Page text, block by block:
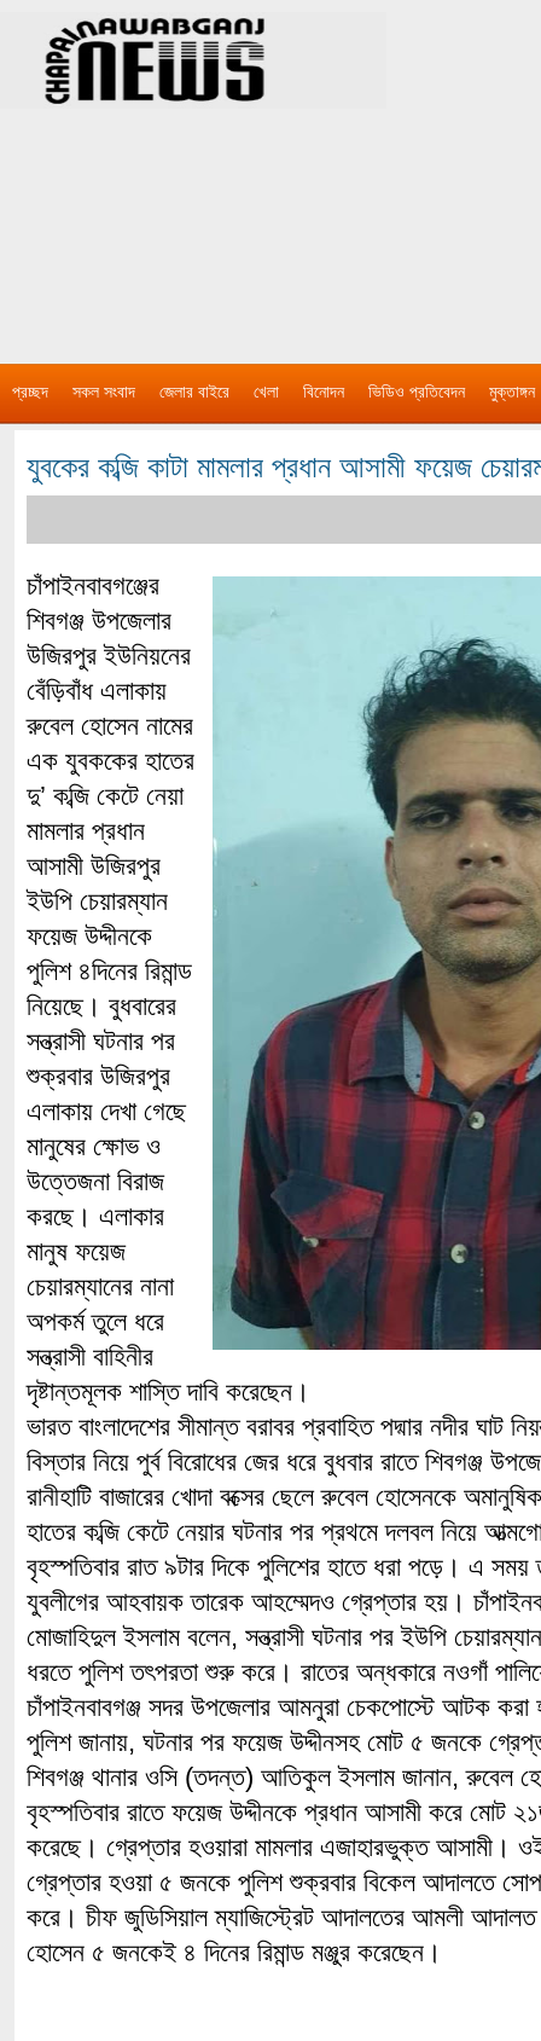
প্রচ্ছদ সকল সংবাদ জেলার বাইরে খেলা বিনোদন ভিডিও প্রতিবেদন মুক্তাঙ্গন
যুবকের কব্জি কাটা মামলার প্রধান আসামী ফয়েজ
চাঁপাইনবাবগঞ্জের
শিবগঞ্জ উপজেলার
উজিরপুর ইউনিয়নের
বেঁড়িবাঁধ এলাকায়
রুবেল হোসেন নামের
এক যুবককের হাতের
দু’ কব্জি কেটে নেয়া
মামলার প্রধান
আসামী উজিরপুর
ইউপি চেয়ারম্যান
ফয়েজ উদ্দীনকে
পুলিশ ৪দিনের রিমান্ড
নিয়েছে। বুধবারের
সন্ত্রাসী ঘটনার পর
শুক্রবার উজিরপুর
এলাকায় দেখা গেছে
মানুষের ক্ষোভ ও
উত্তেজনা বিরাজ
করছে। এলাকার
মানুষ ফয়েজ
চেয়ারম্যানের নানা
অপকর্ম তুলে ধরে
সন্ত্রাসী বাহিনীর
দৃষ্টান্তমূলক শাস্তি দাবি করেছেন।
ভারত বাংলাদেশের সীমান্ত বরাবর প্রবাহিত পদ্মার নদীর ঘাট
বিস্তার নিয়ে পুর্ব বিরোধের জের ধরে বুধবার রাতে শিবগঞ্জ
রানীহাটি বাজারের খোদা বক্সের ছেলে রুবেল হোসেনকে
হাতের কব্জি কেটে নেয়ার ঘটনার পর প্রথমে দলবল নিয়ে
বৃহস্পতিবার রাত ৯টার দিকে পুলিশের হাতে ধরা পড়ে। এ সময়
যুবলীগের আহবায়ক তারেক আহম্মেদও গ্রেপ্তার হয়।
মোজাহিদুল ইসলাম বলেন, সন্ত্রাসী ঘটনার পর ইউপি
ধরতে পুলিশ তৎপরতা শুরু করে। রাতের অন্ধকারে নওগাঁ পালিয়ে
চাঁপাইনবাবগঞ্জ সদর উপজেলার আমনুরা চেকপোস্টে আটক
পুলিশ জানায়, ঘটনার পর ফয়েজ উদ্দীনসহ মোট ৫ জনকে
শিবগঞ্জ থানার ওসি (তদন্ত) আতিকুল ইসলাম জানান, রুবেল
বৃহস্পতিবার রাতে ফয়েজ উদ্দীনকে প্রধান আসামী করে মোট
করেছে। গ্রেপ্তার হওয়ারা মামলার এজাহারভুক্ত আসামী।
গ্রেপ্তার হওয়া ৫ জনকে পুলিশ শুক্রবার বিকেল আদালতে
করে। চীফ জুডিসিয়াল ম্যাজিস্ট্রেট আদালতের আমলী আদালত
হোসেন ৫ জনকেই ৪ দিনের রিমান্ড মঞ্জুর করেছেন।